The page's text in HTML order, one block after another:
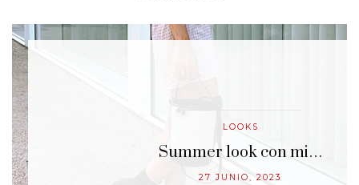
LOOKS
Summer look con mi…
27 JUNIO, 2023